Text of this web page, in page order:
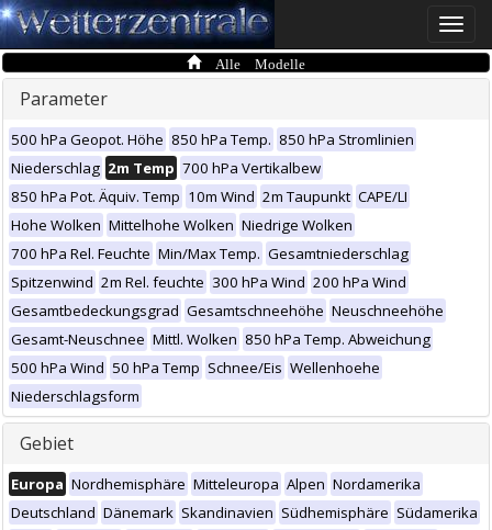
Toggle
Alle Modelle
Parameter
500 hPa Geopot. Höhe 850 hPa Temp. 850 hPa Stromlinien
Niederschlag 2m Temp 700 hPa Vertikalbew
850 hPa Pot. Äquiv. Temp 10m Wind 2m Taupunkt CAPE/LI
Hohe Wolken Mittelhohe Wolken Niedrige Wolken
700 hPa Rel. Feuchte Min/Max Temp. Gesamtniederschlag
Spitzenwind 2m Rel. feuchte 300 hPa Wind 200 hPa Wind
Gesamtbedeckungsgrad Gesamtschneehöhe Neuschneehöhe
Gesamt-Neuschnee Mittl. Wolken 850 hPa Temp. Abweichung
500 hPa Wind 50 hPa Temp Schnee/Eis Wellenhoehe
Niederschlagsform
Gebiet
Europa Nordhemisphäre Mitteleuropa Alpen Nordamerika
Deutschland Dänemark Skandinavien Südhemisphäre Südamerika